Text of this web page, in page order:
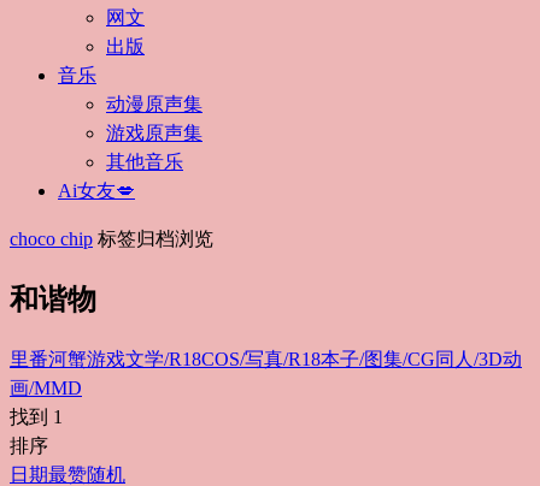
网文
出版
音乐
动漫原声集
游戏原声集
其他音乐
Ai女友💋
choco chip 标签归档浏览
和谐物
里番河蟹游戏文学/R18COS/写真/R18本子/图集/CG同人/3D动
画/MMD
找到 1
排序
日期最赞随机